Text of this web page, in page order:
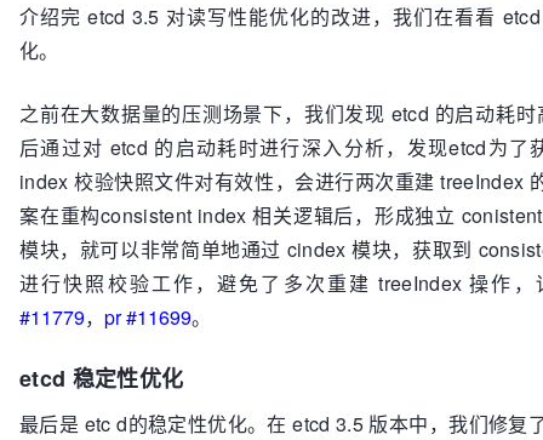
介绍完 etcd 3.5 对读写性能优化的改进，我们在看看
化。
之前在大数据量的压测场景下，我们发现 etcd 的启动耗
后通过对 etcd 的启动耗时进行深入分析，发现etcd为了
index 校验快照文件对有效性，会进行两次重建 treeIndex
案在重构consistent index 相关逻辑后，形成独立
模块，就可以非常简单地通过 cindex 模块，获取到
进行快照校验工作，避免了多次重建 treeIndex 操作
#11779，pr #11699。
etcd 稳定性优化
最后是 etc d的稳定性优化。在 etcd 3.5 版本中，我们修复